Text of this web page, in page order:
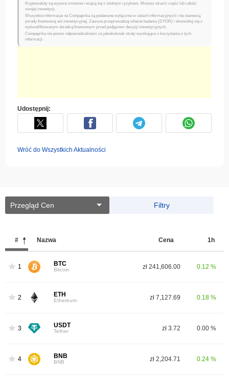
Kryptowaluty są wysoce zmienne i wiążą się z istotnym ryzykiem. Możesz stracić część lub całość
swojej inwestycji.
Wszystkie informacje na Coinpaprika są podawane wyłącznie w celach informacyjnych i nie stanowią
porady finansowej ani inwestycyjnej. Zawsze przeprowadzaj własne badania (DYOR) i skonsultuj się z
wykwalifikowanym doradcą finansowym przed podjęciem decyzji inwestycyjnych.
Coinpaprika nie ponosi odpowiedzialności za jakiekolwiek straty wynikające z korzystania z tych
informacji.
Udostępnij:
Wróć do Wszystkich Aktualności
Przegląd Cen Filtry
# Nazwa Cena 1h
1 BTC
Bitcoin zł 241,606.00 0.12 %
2 ETH
Ethereum zł 7,127.69 0.18 %
3 USDT
Tether zł 3.72 0.00 %
4 BNB
BNB zł 2,204.71 0.24 %